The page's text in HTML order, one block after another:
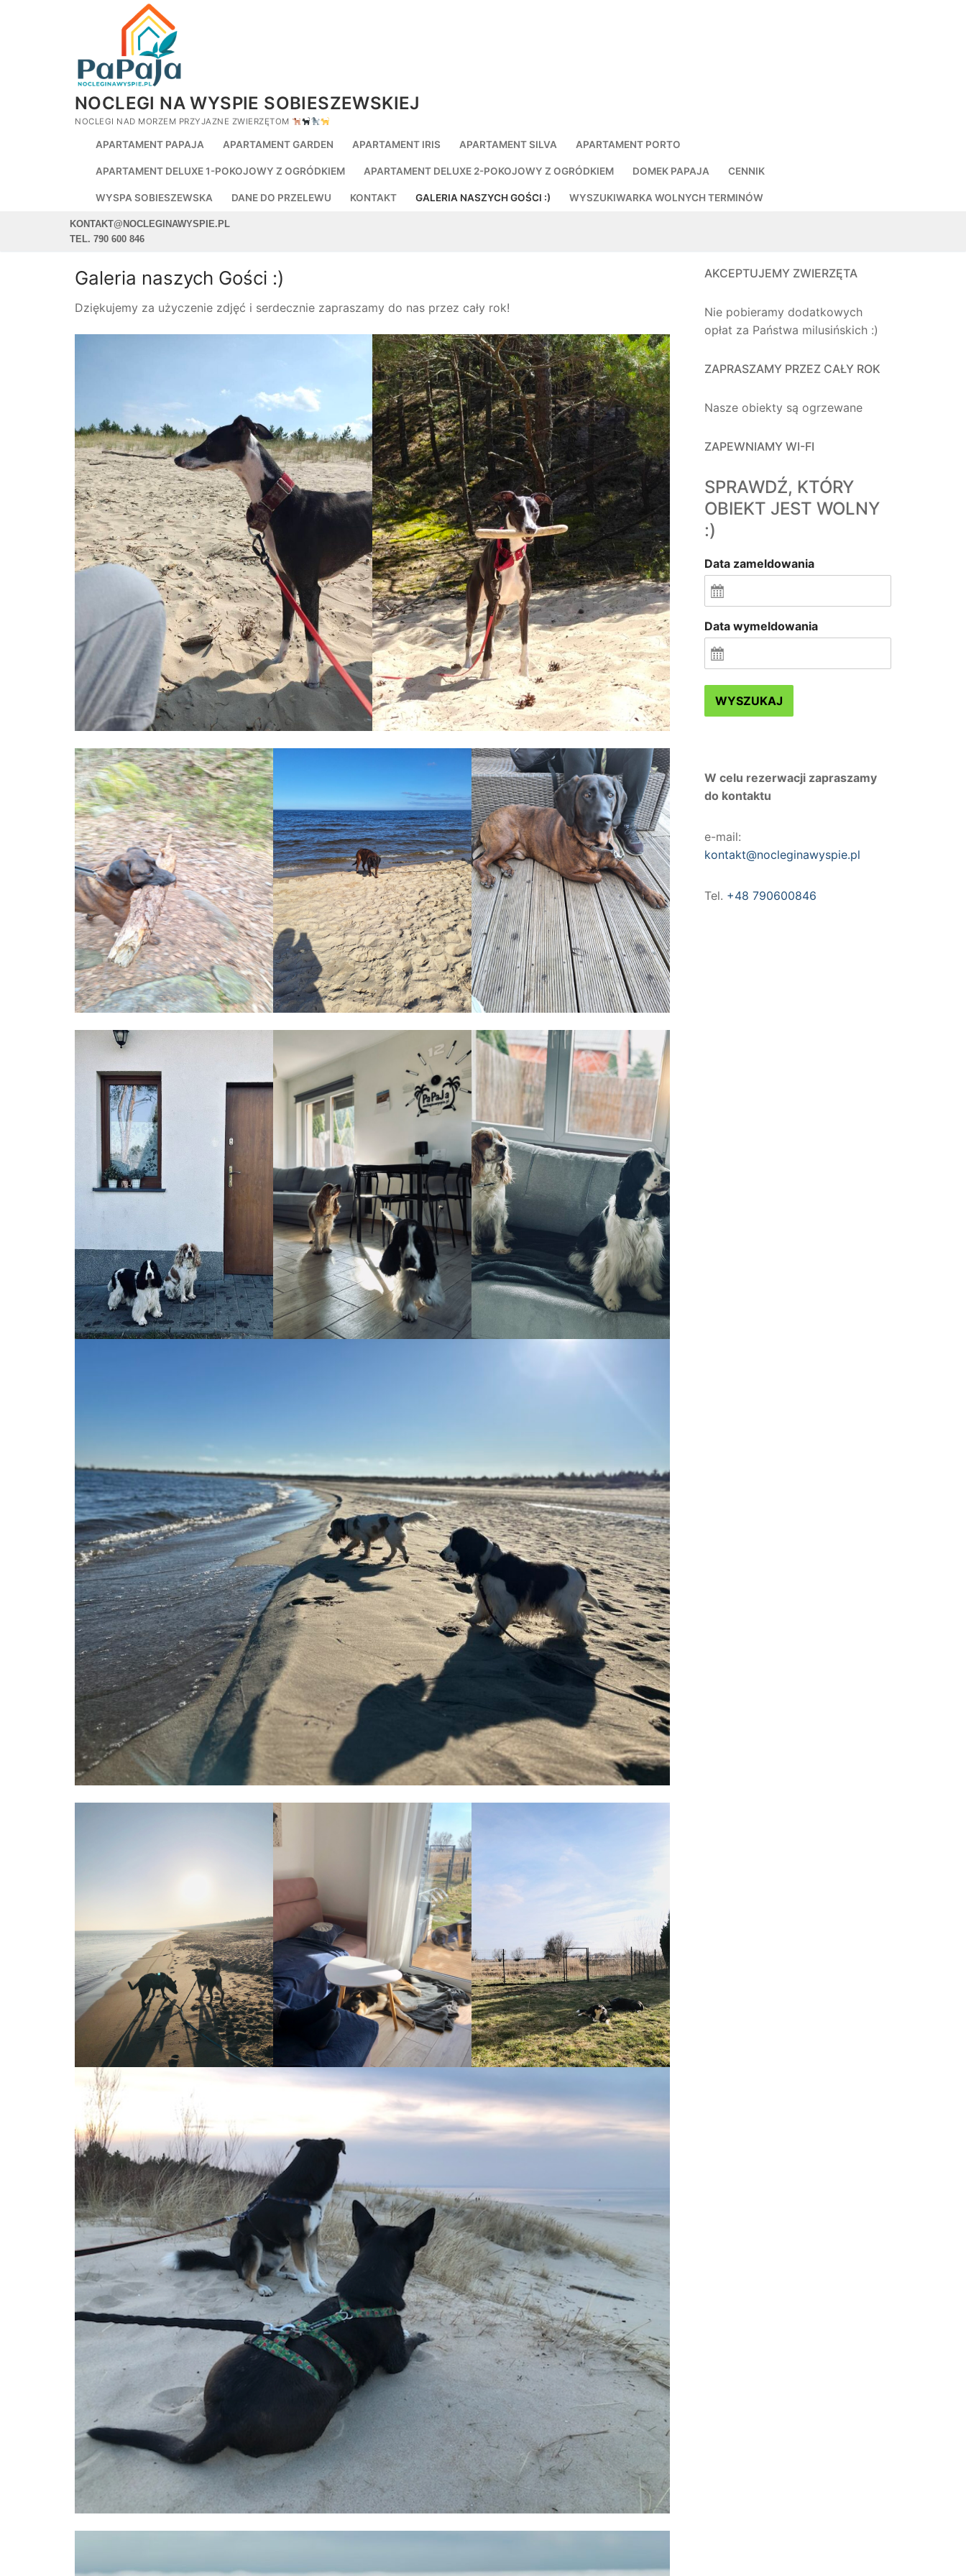
NOCLEGI NA WYSPIE SOBIESZEWSKIEJ
NOCLEGI NAD MORZEM PRZYJAZNE ZWIERZĘTOM
APARTAMENT PAPAJA APARTAMENT GARDEN APARTAMENT IRIS APARTAMENT SILVA APARTAMENT PORTO
APARTAMENT DELUXE 1-POKOJOWY Z OGRÓDKIEM APARTAMENT DELUXE 2-POKOJOWY Z OGRÓDKIEM DOMEK PAPAJA CENNIK
WYSPA SOBIESZEWSKA DANE DO PRZELEWU KONTAKT GALERIA NASZYCH GOŚCI :) WYSZUKIWARKA WOLNYCH TERMINÓW
KONTAKT@NOCLEGINAWYSPIE.PL
TEL. 790 600 846
Galeria naszych Gości :)
Dziękujemy za użyczenie zdjęć i serdecznie zapraszamy do nas przez cały rok!
AKCEPTUJEMY ZWIERZĘTA
Nie pobieramy dodatkowych
opłat za Państwa milusińskich :)
ZAPRASZAMY PRZEZ CAŁY ROK
Nasze obiekty są ogrzewane
ZAPEWNIAMY WI-FI
SPRAWDŹ, KTÓRY
OBIEKT JEST WOLNY
:)
Data zameldowania
Data wymeldowania
WYSZUKAJ
W celu rezerwacji zapraszamy
do kontaktu
e-mail:
kontakt@nocleginawyspie.pl
Tel. +48 790600846